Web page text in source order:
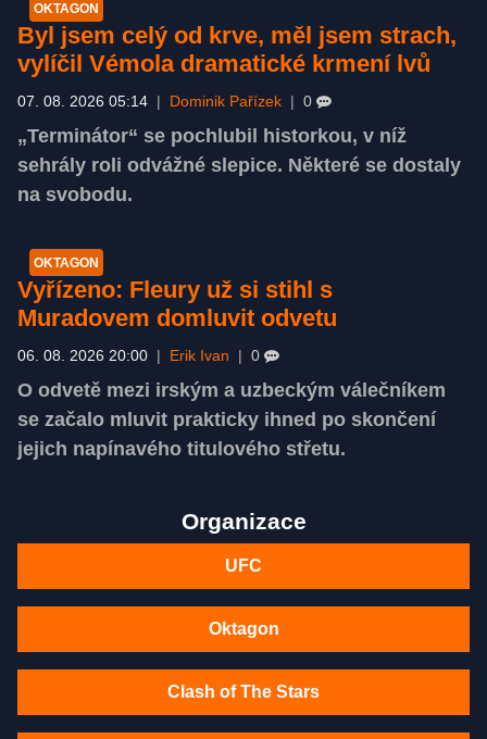
OKTAGON
Byl jsem celý od krve, měl jsem strach,
vylíčil Vémola dramatické krmení lvů
07. 08. 2026 05:14 Dominik Pařízek 0
„Terminátor“ se pochlubil historkou, v níž
sehrály roli odvážné slepice. Některé se dostaly
na svobodu.
OKTAGON
Vyřízeno: Fleury už si stihl s
Muradovem domluvit odvetu
06. 08. 2026 20:00 Erik Ivan 0
O odvetě mezi irským a uzbeckým válečníkem
se začalo mluvit prakticky ihned po skončení
jejich napínavého titulového střetu.
Organizace
UFC
Oktagon
Clash of The Stars